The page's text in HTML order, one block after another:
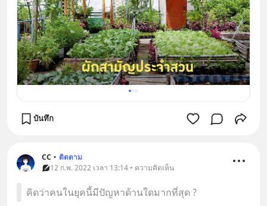
บันทึก
CC • ติดตาม
12 ก.พ. 2022 เวลา 13:14 • ความคิดเห็น
คิดว่าคนในยุคนี้มีปัญหาด้านใดมากที่สุด ?